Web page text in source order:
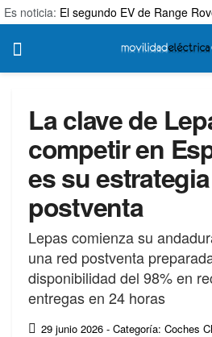
Es noticia: El segundo EV de Range
La clave de
competir en
es su
postventa
Lepas comienza su
una red postventa
disponibilidad del 98% en
entregas en 24 horas
29 junio 2026 - Categoría: Coches